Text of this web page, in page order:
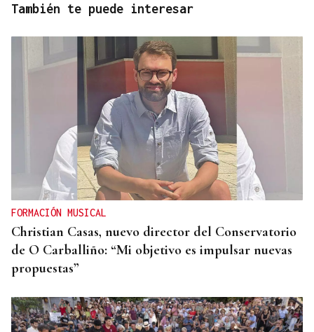
También te puede interesar
FORMACIÓN MUSICAL
Christian Casas, nuevo director del Conservatorio
de O Carballiño: “Mi objetivo es impulsar nuevas
propuestas”